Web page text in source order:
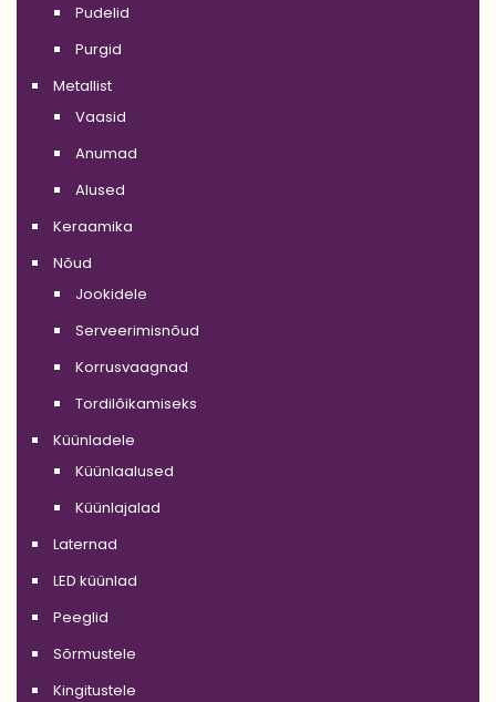
Pudelid
Purgid
Metallist
Vaasid
Anumad
Alused
Keraamika
Nõud
Jookidele
Serveerimisnõud
Korrusvaagnad
Tordilõikamiseks
Küünladele
Küünlaalused
Küünlajalad
Laternad
LED küünlad
Peeglid
Sõrmustele
Kingitustele